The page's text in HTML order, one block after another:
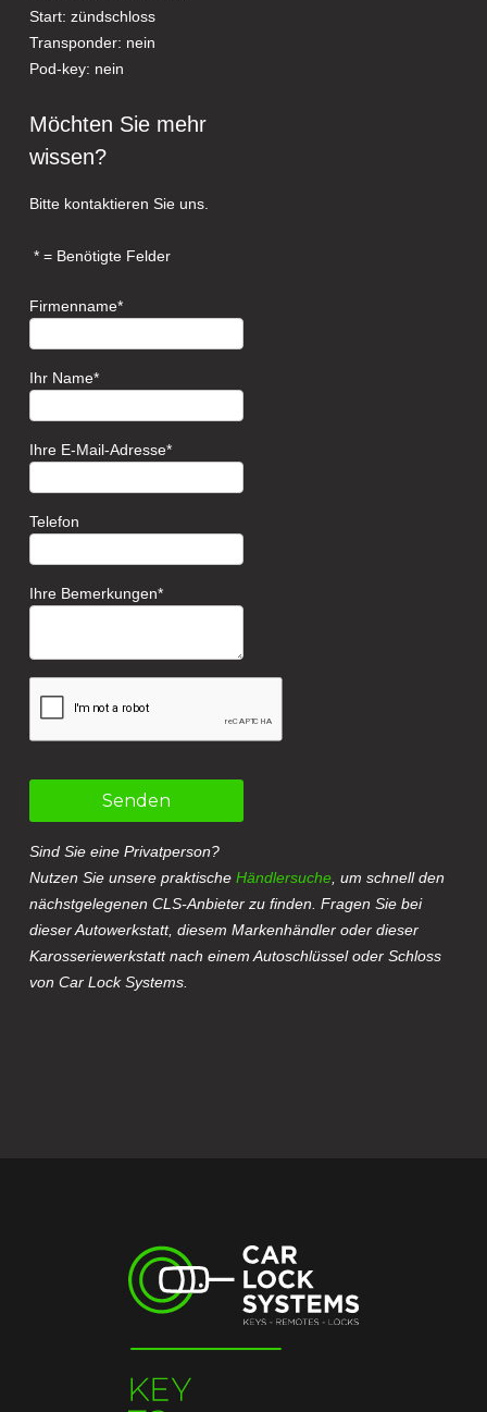
Start: zündschloss
Transponder: nein
Pod-key: nein
Möchten Sie mehr
wissen?
Bitte kontaktieren Sie uns.
= Benötigte Felder
Firmenname
Ihr Name
Ihre E-Mail-Adresse
Telefon
Ihre Bemerkungen
Senden
Sind Sie eine Privatperson?
Nutzen Sie unsere praktischeHändlersuche , um schnell den
nächstgelegenen CLS-Anbieter zu finden. Fragen Sie bei
dieser Autowerkstatt, diesem Markenhändler oder dieser
Karosseriewerkstatt nach einem Autoschlüssel oder Schloss
von Car Lock Systems.